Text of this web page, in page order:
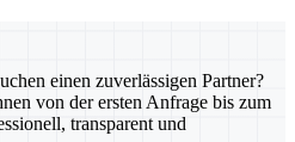
einen zuverlässigen Partner?
von der ersten Anfrage bis zum
transparent und